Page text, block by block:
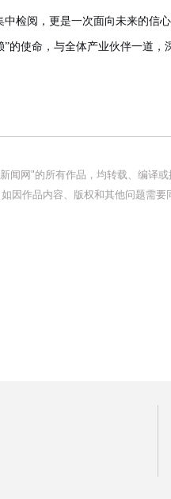
检阅，更是一次面向未来的信
的使命，与全体产业伙伴一道
闻网"的所有作品，均转载、编译
因作品内容、版权和其他问题需